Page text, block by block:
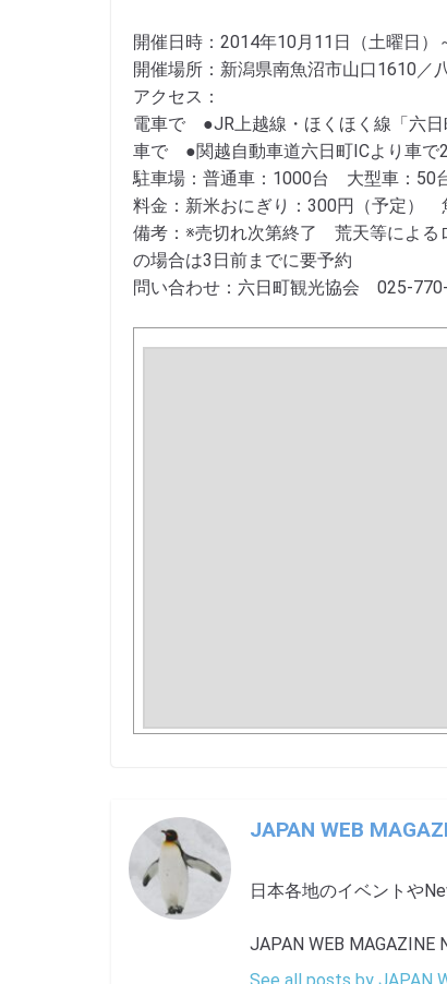
開催日時：2014年10月11日（土曜日）
開催場所：新潟県南魚沼市山口1610／
アクセス：
電車で ●JR上越線・ほくほく線「六
車で ●関越自動車道六日町ICより車で
駐車場：普通車：1000台 大型車：50
料金：新米おにぎり：300円（予定）
備考：※売切れ次第終了 荒天等による
の場合は3日前までに要予約
問い合わせ：六日町観光協会 025-
JAPAN WEB
日本各地のイベントや
JAPAN WEB MAGAZINE
See all posts by JAPAN